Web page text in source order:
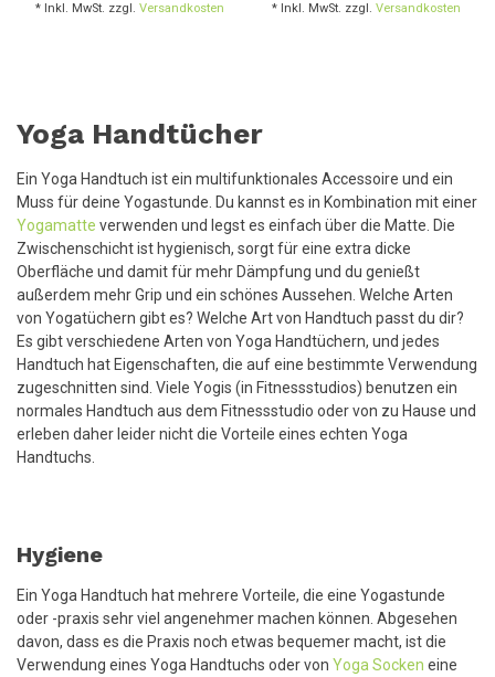
* Inkl. MwSt. zzgl. Versandkosten * Inkl. MwSt. zzgl. Versandkosten
Yoga Handtücher
Ein Yoga Handtuch ist ein multifunktionales Accessoire und ein
Muss für deine Yogastunde. Du kannst es in Kombination mit einer
Yogamatte verwenden und legst es einfach über die Matte. Die
Zwischenschicht ist hygienisch, sorgt für eine extra dicke
Oberfläche und damit für mehr Dämpfung und du genießt
außerdem mehr Grip und ein schönes Aussehen. Welche Arten
von Yogatüchern gibt es? Welche Art von Handtuch passt du dir?
Es gibt verschiedene Arten von Yoga Handtüchern, und jedes
Handtuch hat Eigenschaften, die auf eine bestimmte Verwendung
zugeschnitten sind. Viele Yogis (in Fitnessstudios) benutzen ein
normales Handtuch aus dem Fitnessstudio oder von zu Hause und
erleben daher leider nicht die Vorteile eines echten Yoga
Handtuchs.
Hygiene
Ein Yoga Handtuch hat mehrere Vorteile, die eine Yogastunde
oder -praxis sehr viel angenehmer machen können. Abgesehen
davon, dass es die Praxis noch etwas bequemer macht, ist die
Verwendung eines Yoga Handtuchs oder von Yoga Socken eine